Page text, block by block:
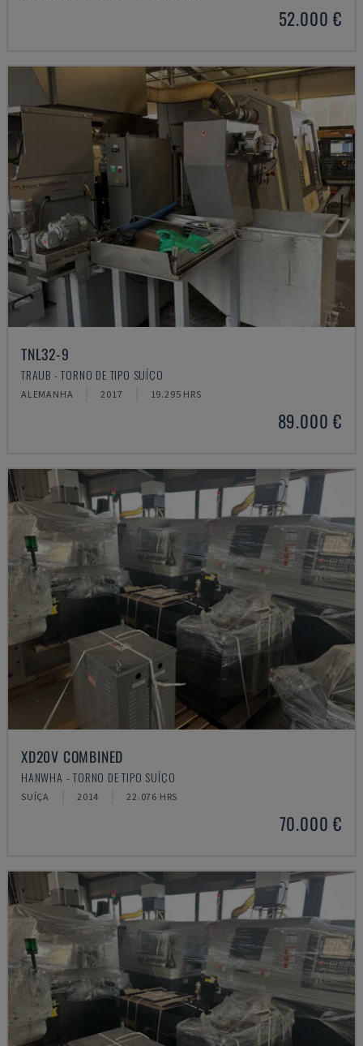
52.000 €
TNL32-9
TRAUB - TORNO DE TIPO SUÍÇO
ALEMANHA 2017 19.295 HRS
89.000 €
XD20V COMBINED
HANWHA - TORNO DE TIPO SUÍÇO
SUÍÇA 2014 22.076 HRS
70.000 €